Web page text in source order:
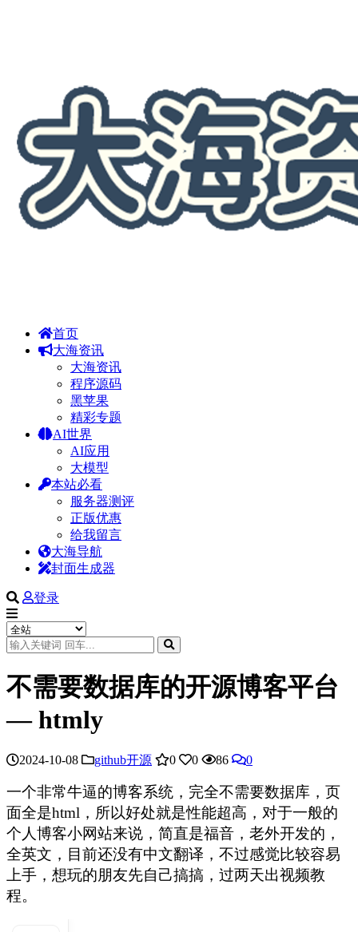
首页
大海资讯
大海资讯
程序源码
黑苹果
精彩专题
AI世界
AI应用
大模型
本站必看
服务器测评
正版优惠
给我留言
大海导航
封面生成器
登录
不需要数据库的开源博客平台
— htmly
2024-10-08 github开源 0 0 86 0
一个非常牛逼的博客系统，完全不需要数据库，页
面全是html，所以好处就是性能超高，对于一般的
个人博客小网站来说，简直是福音，老外开发的，
全英文，目前还没有中文翻译，不过感觉比较容易
上手，想玩的朋友先自己搞搞，过两天出视频教
程。